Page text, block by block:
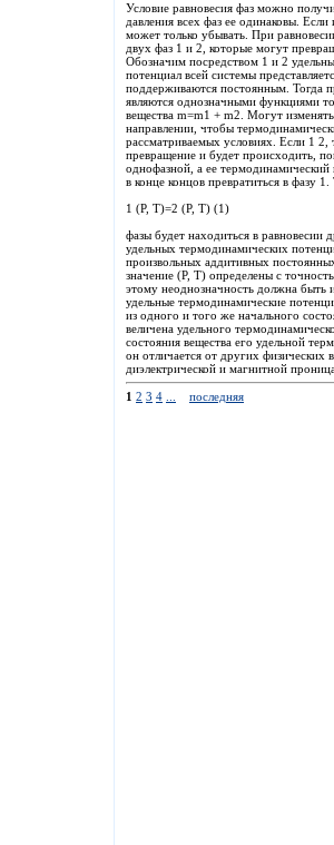
Условие равновесия фаз можно
давления всех фаз ее одинаковы.
может только убывать. При
двух фаз 1 и 2, которые могут
Обозначим посредством 1 и 2
потенциал всей системы
поддерживаются постоянным. Тогда
являются однозначными функциями
вещества m=m1 + m2. Могут
направлении, чтобы
рассматриваемых условиях. Если 1
превращение и будет происходить,
однофазной, а ее
в конце концов превратиться в фазу
1 (Р, Т)=2 (Р, Т) (1)
фазы будет находиться в равновесии
удельных термодинамических
произвольных аддитивных
значение (Р, Т) определены с
этому неоднозначность должна быть
удельные термодинамические
из одного и того же начального
величена удельного
состояния вещества его удельной
он отличается от других физических
диэлектрической и магнитной
1 2 3 4 последняя